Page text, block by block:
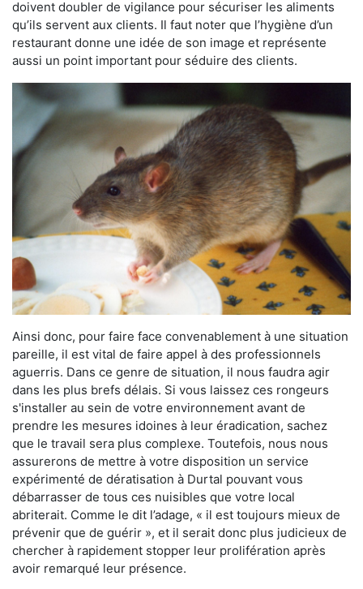
doivent doubler de vigilance pour sécuriser les aliments
qu’ils servent aux clients. Il faut noter que l’hygiène d’un
restaurant donne une idée de son image et représente
aussi un point important pour séduire des clients.
Ainsi donc, pour faire face convenablement à une situation
pareille, il est vital de faire appel à des professionnels
aguerris. Dans ce genre de situation, il nous faudra agir
dans les plus brefs délais. Si vous laissez ces rongeurs
s'installer au sein de votre environnement avant de
prendre les mesures idoines à leur éradication, sachez
que le travail sera plus complexe. Toutefois, nous nous
assurerons de mettre à votre disposition un service
expérimenté de dératisation à Durtal pouvant vous
débarrasser de tous ces nuisibles que votre local
abriterait. Comme le dit l’adage, « il est toujours mieux de
prévenir que de guérir », et il serait donc plus judicieux de
chercher à rapidement stopper leur prolifération après
avoir remarqué leur présence.